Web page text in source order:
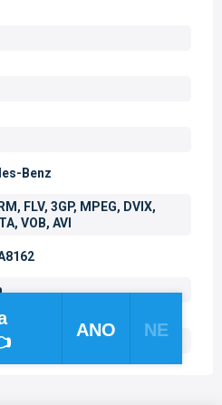
Benz
FLV, 3GP, MPEG, DVIX,
VOB, AVI
ANO NE